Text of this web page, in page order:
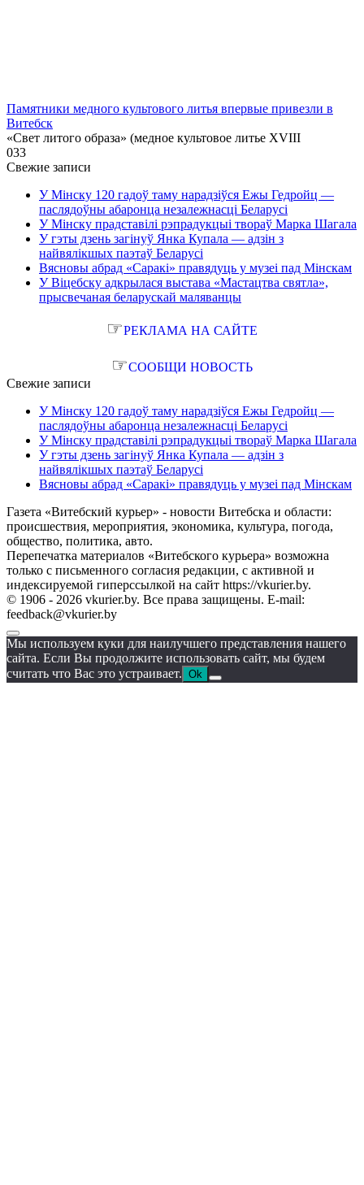
Памятники медного культового литья впервые привезли в
Витебск
«Свет литого образа» (медное культовое литье XVIII
033
Свежие записи
У Мінску 120 гадоў таму нарадзіўся Ежы Гедройц —
паслядоўны абаронца незалежнасці Беларусі
У Мінску прадставілі рэпрадукцыі твораў Марка Шагала
У гэты дзень загінуў Янка Купала — адзін з
найвялікшых паэтаў Беларусі
Вясновы абрад «Саракі» правядуць у музеі пад Мінскам
У Віцебску адкрылася выстава «Мастацтва святла»,
прысвечаная беларускай маляванцы
☞РЕКЛАМА НА САЙТЕ
☞СООБЩИ НОВОСТЬ
Свежие записи
У Мінску 120 гадоў таму нарадзіўся Ежы Гедройц —
паслядоўны абаронца незалежнасці Беларусі
У Мінску прадставілі рэпрадукцыі твораў Марка Шагала
У гэты дзень загінуў Янка Купала — адзін з
найвялікшых паэтаў Беларусі
Вясновы абрад «Саракі» правядуць у музеі пад Мінскам
Газета «Витебский курьер» - новости Витебска и области:
происшествия, мероприятия, экономика, культура, погода,
общество, политика, авто.
Перепечатка материалов «Витебского курьера» возможна
только с письменного согласия редакции, с активной и
индексируемой гиперссылкой на сайт https://vkurier.by.
© 1906 - 2026 vkurier.by. Все права защищены. E-mail:
feedback@vkurier.by
Мы используем куки для наилучшего представления нашего
сайта. Если Вы продолжите использовать сайт, мы будем
считать что Вас это устраивает. Ok